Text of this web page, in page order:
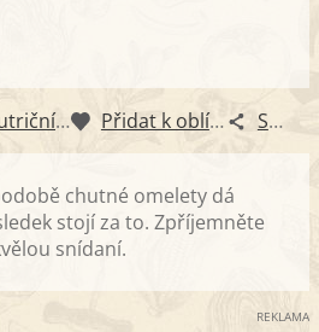
Zapsat do nutričního diáře Přidat k oblíbeným Sdílet
chutné omelety dá
stojí za to. Zpříjemněte
snídaní.
REKLAMA